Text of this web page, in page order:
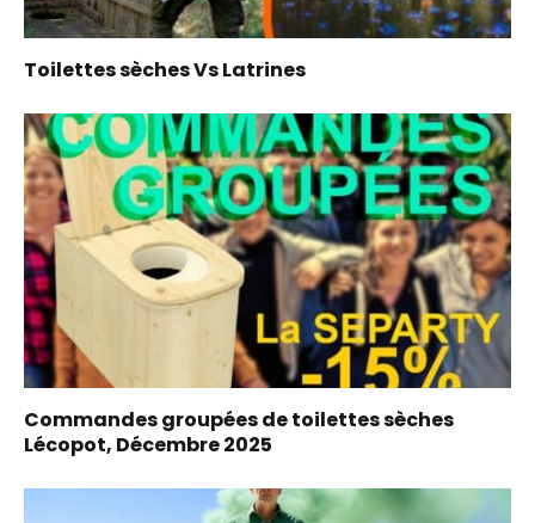
Toilettes sèches Vs Latrines
Commandes groupées de toilettes sèches
Lécopot, Décembre 2025